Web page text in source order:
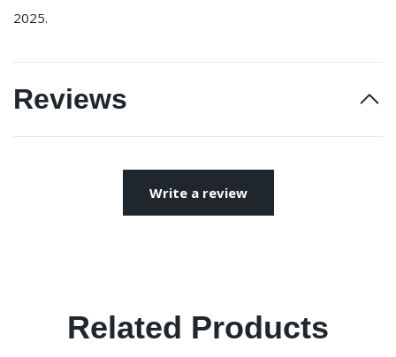
2025.
Reviews
Write a review
Related Products